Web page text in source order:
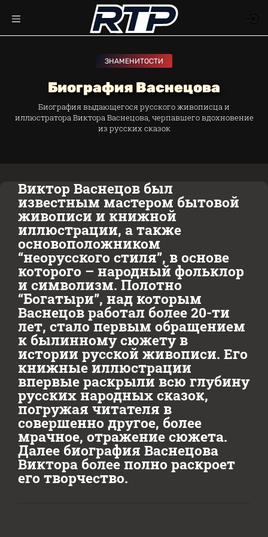
ЗНАМЕНИТОСТИ
Биография Васнецова
Биография выдающегося русского живописца и
иллюстратора Виктора Васнецова, черпавшего вдохновение
из русских сказок
Виктор Васнецов был
известным мастером бытовой
живописи и книжной
иллюстрации, а также
основоположником
“неорусского стиля”, в основе
которого – народный фольклор
и символизм. Полотно
“Богатыри”, над которым
Васнецов работал более 20-ти
лет, стало первым обращением
к былинному сюжету в
истории русской живописи. Его
книжные иллюстрации
впервые раскрыли всю глубину
русских народных сказок,
погружая читателя в
совершенно другое, более
мрачное, отражение сюжета.
Далее биография Васнецова
Виктора более полно раскроет
его творчество.